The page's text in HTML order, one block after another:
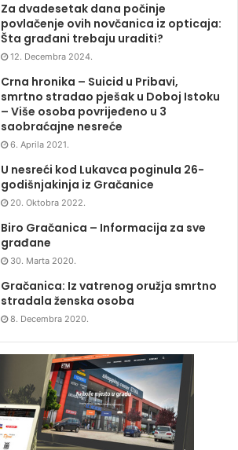
Za dvadesetak dana počinje
povlačenje ovih novčanica iz opticaja:
Šta građani trebaju uraditi?
12. Decembra 2024.
Crna hronika – Suicid u Pribavi,
smrtno stradao pješak u Doboj Istoku
– Više osoba povrijeđeno u 3
saobraćajne nesreće
6. Aprila 2021.
U nesreći kod Lukavca poginula 26-
godišnjakinja iz Gračanice
20. Oktobra 2022.
Biro Gračanica – Informacija za sve
građane
30. Marta 2020.
Gračanica: Iz vatrenog oružja smrtno
stradala ženska osoba
8. Decembra 2020.